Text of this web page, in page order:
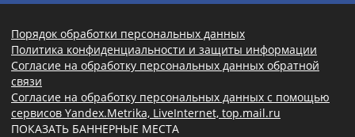
Порядок обработки персональных данных
Политика конфиденциальности и защиты информации
Согласие на обработку персональных данных обратной
связи
Согласие на обработку персональных данных с помощью
сервисов Yandex.Metrika, LiveInternet, top.mail.ru
ПОКАЗАТЬ БАННЕРНЫЕ МЕСТА